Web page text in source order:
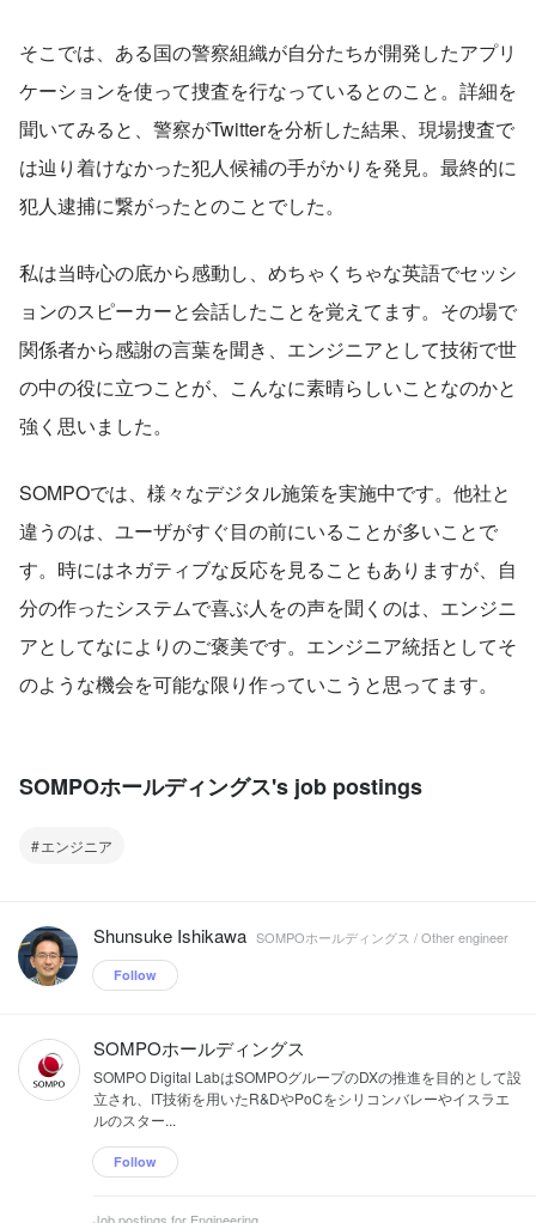
そこでは、ある国の警察組織が自分たちが開発したアプリ
ケーションを使って捜査を行なっているとのこと。詳細を
聞いてみると、警察がTwitterを分析した結果、現場捜査で
は辿り着けなかった犯人候補の手がかりを発見。最終的に
犯人逮捕に繋がったとのことでした。
私は当時心の底から感動し、めちゃくちゃな英語でセッシ
ョンのスピーカーと会話したことを覚えてます。その場で
関係者から感謝の言葉を聞き、エンジニアとして技術で世
の中の役に立つことが、こんなに素晴らしいことなのかと
強く思いました。
SOMPOでは、様々なデジタル施策を実施中です。他社と
違うのは、ユーザがすぐ目の前にいることが多いことで
す。時にはネガティブな反応を見ることもありますが、自
分の作ったシステムで喜ぶ人をの声を聞くのは、エンジニ
アとしてなによりのご褒美です。エンジニア統括としてそ
のような機会を可能な限り作っていこうと思ってます。
SOMPOホールディングス's job postings
エンジニア
Shunsuke Ishikawa SOMPOホールディングス / Other engineer
Follow
SOMPOホールディングス
SOMPO Digital LabはSOMPOグループのDXの推進を目的として設
立され、IT技術を用いたR&DやPoCをシリコンバレーやイスラエ
ルのスター...
Follow